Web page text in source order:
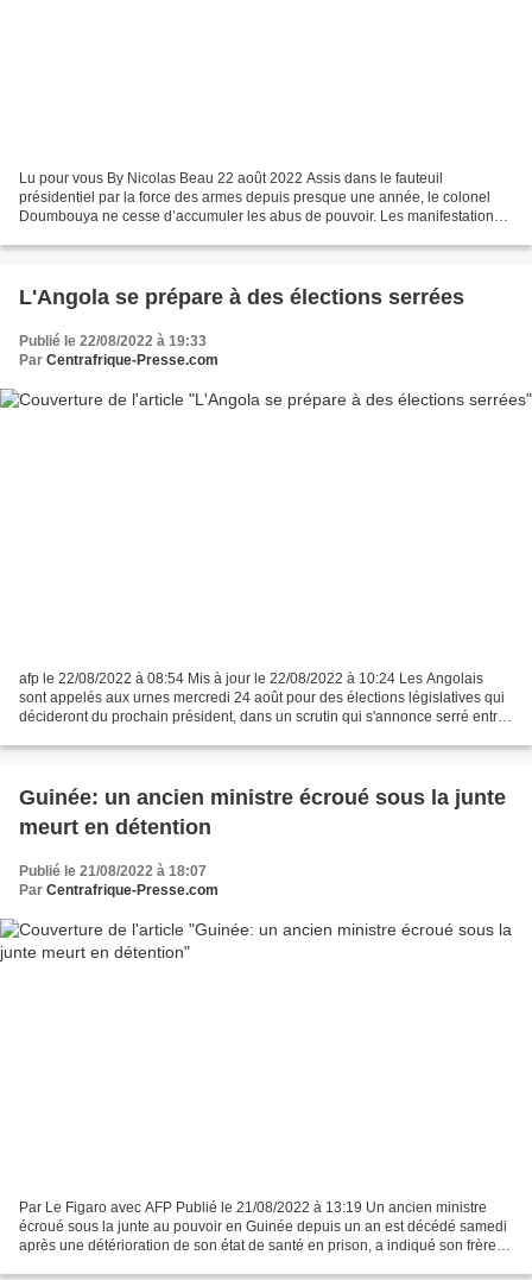
Lu pour vous By Nicolas Beau 22 août 2022 Assis dans le fauteuil
présidentiel par la force des armes depuis presque une année, le colonel
Doumbouya ne cesse d’accumuler les abus de pouvoir. Les manifestations
L'Angola se prépare à des élections serrées
Publié le 22/08/2022 à 19:33
Par Centrafrique-Presse.com
afp le 22/08/2022 à 08:54 Mis à jour le 22/08/2022 à 10:24 Les Angolais
sont appelés aux urnes mercredi 24 août pour des élections législatives qui
décideront du prochain président, dans un scrutin qui s'annonce serré entre
Guinée: un ancien ministre écroué sous la junte
meurt en détention
Publié le 21/08/2022 à 18:07
Par Centrafrique-Presse.com
Par Le Figaro avec AFP Publié le 21/08/2022 à 13:19 Un ancien ministre
écroué sous la junte au pouvoir en Guinée depuis un an est décédé samedi
après une détérioration de son état de santé en prison, a indiqué son frère